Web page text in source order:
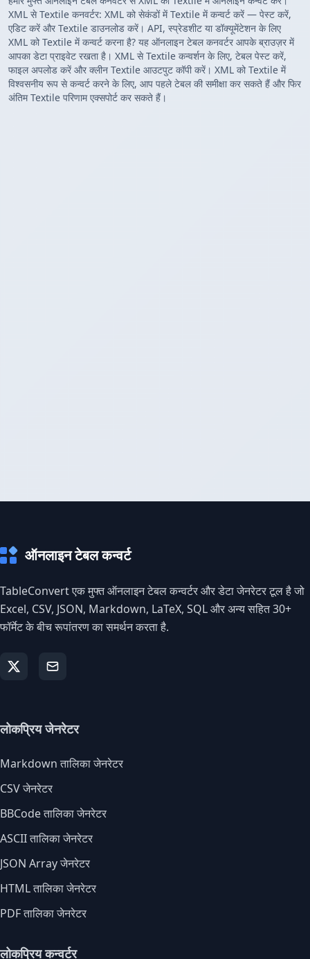
XML से Textile कनवर्टर: XML को सेकंडों में Textile में कन्वर्ट करें — पेस्ट करें,
एडिट करें और Textile डाउनलोड करें। API, स्प्रेडशीट या डॉक्यूमेंटेशन के लिए
XML को Textile में कन्वर्ट करना है? यह ऑनलाइन टेबल कनवर्टर आपके ब्राउज़र में
आपका डेटा प्राइवेट रखता है। XML से Textile कन्वर्शन के लिए, टेबल पेस्ट करें,
फाइल अपलोड करें और क्लीन Textile आउटपुट कॉपी करें। XML को Textile में
विश्वसनीय रूप से कन्वर्ट करने के लिए, आप पहले टेबल की समीक्षा कर सकते हैं और फिर
अंतिम Textile परिणाम एक्सपोर्ट कर सकते हैं।
ऑनलाइन टेबल कन्वर्ट
TableConvert एक मुफ्त ऑनलाइन टेबल कन्वर्टर और डेटा जेनरेटर टूल है जो
Excel, CSV, JSON, Markdown, LaTeX, SQL और अन्य सहित 30+
फॉर्मेट के बीच रूपांतरण का समर्थन करता है.
लोकप्रिय जेनरेटर
Markdown तालिका जेनरेटर
CSV जेनरेटर
BBCode तालिका जेनरेटर
ASCII तालिका जेनरेटर
JSON Array जेनरेटर
HTML तालिका जेनरेटर
PDF तालिका जेनरेटर
लोकप्रिय कन्वर्टर